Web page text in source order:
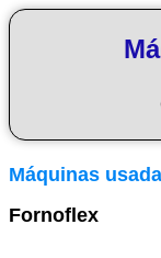
Máquinas
Fornoflex